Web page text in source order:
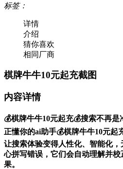
标签：
详情
介绍
猜你喜欢
相同厂商
棋牌牛牛10元起充截图
内容详情
💰棋牌牛牛10元起充💰搜索不再
正懂你的ai助手💰棋牌牛牛10元起
让搜索体验变得人性化、智能化
心拼写错误，它们会自动理解并
果。